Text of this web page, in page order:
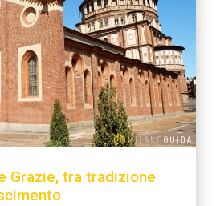
Grazie, tra tradizione